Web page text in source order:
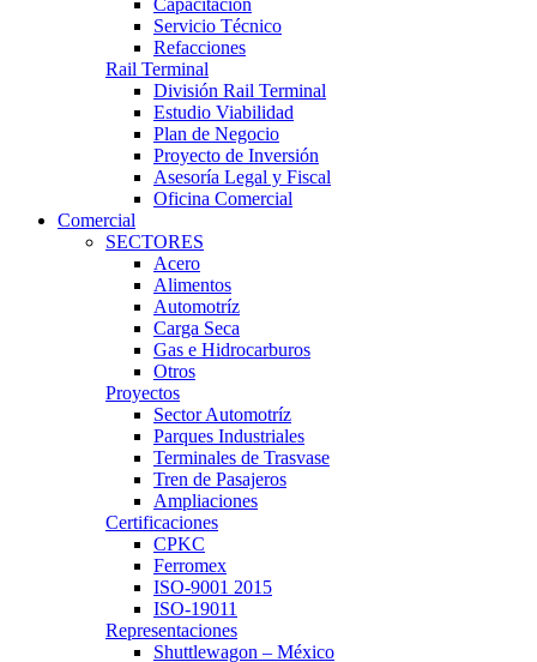
Servicio Técnico
Refacciones
Rail Terminal
División Rail Terminal
Estudio Viabilidad
Plan de Negocio
Proyecto de Inversión
Asesoría Legal y Fiscal
Oficina Comercial
Comercial
SECTORES
Acero
Alimentos
Automotríz
Carga Seca
Gas e Hidrocarburos
Otros
Proyectos
Sector Automotríz
Parques Industriales
Terminales de Trasvase
Tren de Pasajeros
Ampliaciones
Certificaciones
CPKC
Ferromex
ISO-9001 2015
ISO-19011
Representaciones
Shuttlewagon – México